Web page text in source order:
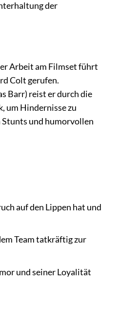
der
Arbeit am Filmset führt
Colt gerufen.
Barr) reist er durch die
um Hindernisse zu
und humorvollen
auf den Lippen hat und
Team tatkräftig zur
und seiner Loyalität